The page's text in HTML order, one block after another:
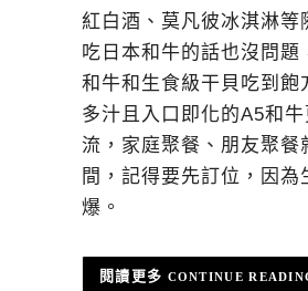
紅白酒、莫凡彼冰淇淋等
吃日本和牛的話也沒問題
和牛和生食級干貝吃到飽
多汁且入口即化的A5和
流，家庭聚餐、朋友聚餐
間，記得要先訂位，因為
爆。
CONTINUE